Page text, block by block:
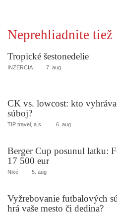
Neprehliadnite tiež
Tropické šestonedelie
INZERCIA 7. aug
CK vs. lowcost: kto
súboj?
TIP travel, a.s. 6. aug
Berger Cup posunul latku:
17 500 eur
Niké 5. aug
Vyžrebovanie futbalových
hrá vaše mesto či dedina?